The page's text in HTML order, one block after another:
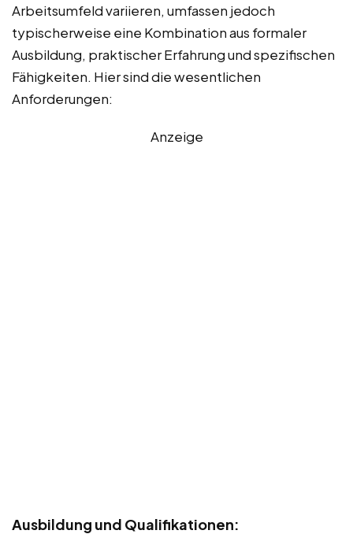
Arbeitsumfeld variieren, umfassen jedoch
typischerweise eine Kombination aus formaler
Ausbildung, praktischer Erfahrung und spezifischen
Fähigkeiten. Hier sind die wesentlichen
Anforderungen:
Anzeige
Ausbildung und Qualifikationen: